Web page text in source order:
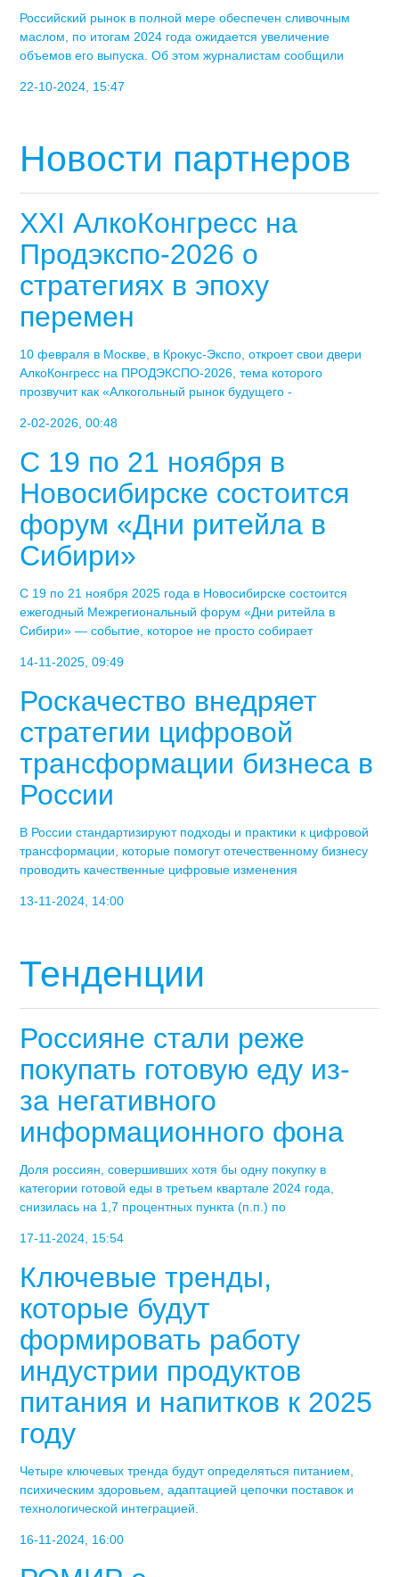
Российский рынок в полной мере обеспечен сливочным
маслом, по итогам 2024 года ожидается увеличение
объемов его выпуска. Об этом журналистам сообщили
22-10-2024, 15:47
Новости партнеров
XXI АлкоКонгресс на
Продэкспо-2026 о
стратегиях в эпоху
перемен
10 февраля в Москве, в Крокус-Экспо, откроет свои двери
АлкоКонгресс на ПРОДЭКСПО-2026, тема которого
прозвучит как «Алкогольный рынок будущего -
2-02-2026, 00:48
С 19 по 21 ноября в
Новосибирске состоится
форум «Дни ритейла в
Сибири»
С 19 по 21 ноября 2025 года в Новосибирске состоится
ежегодный Межрегиональный форум «Дни ритейла в
Сибири» — событие, которое не просто собирает
14-11-2025, 09:49
Роскачество внедряет
стратегии цифровой
трансформации бизнеса в
России
В России стандартизируют подходы и практики к цифровой
трансформации, которые помогут отечественному бизнесу
проводить качественные цифровые изменения
13-11-2024, 14:00
Тенденции
Россияне стали реже
покупать готовую еду из-
за негативного
информационного фона
Доля россиян, совершивших хотя бы одну покупку в
категории готовой еды в третьем квартале 2024 года,
снизилась на 1,7 процентных пункта (п.п.) по
17-11-2024, 15:54
Ключевые тренды,
которые будут
формировать работу
индустрии продуктов
питания и напитков к 2025
году
Четыре ключевых тренда будут определяться питанием,
психическим здоровьем, адаптацией цепочки поставок и
технологической интеграцией.
16-11-2024, 16:00